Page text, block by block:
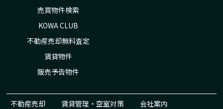
売買物件検索
KOWA CLUB
不動産売却無料査定
賃貸物件
販売予告物件
不動産売却 賃貸管理・空室対策
会社案内